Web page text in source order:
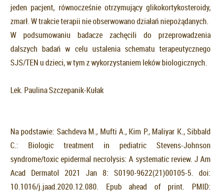
jeden pacjent, równocześnie otrzymujący glikokortykosteroidy,
zmarł. W trakcie terapii nie obserwowano działań niepożądanych.
W podsumowaniu badacze zachęcili do przeprowadzenia
dalszych badań w celu ustalenia schematu terapeutycznego
SJS/TEN u dzieci, w tym z wykorzystaniem leków biologicznych.
Lek. Paulina Szczepanik-Kułak
Na podstawie: Sachdeva M., Mufti A., Kim P., Maliyar K., Sibbald
C.: Biologic treatment in pediatric Stevens-Johnson
syndrome/toxic epidermal necrolysis: A systematic review. J Am
Acad Dermatol 2021 Jan 8: S0190-9622(21)00105-5. doi:
10.1016/j.jaad.2020.12.080. Epub ahead of print. PMID: